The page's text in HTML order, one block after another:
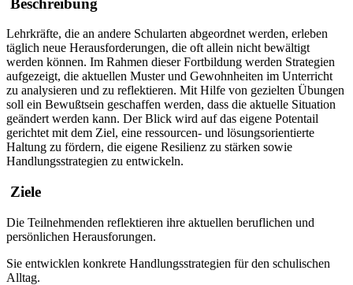
Beschreibung
Lehrkräfte, die an andere Schularten abgeordnet werden, erleben
täglich neue Herausforderungen, die oft allein nicht bewältigt
werden können. Im Rahmen dieser Fortbildung werden Strategien
aufgezeigt, die aktuellen Muster und Gewohnheiten im Unterricht
zu analysieren und zu reflektieren. Mit Hilfe von gezielten Übungen
soll ein Bewußtsein geschaffen werden, dass die aktuelle Situation
geändert werden kann. Der Blick wird auf das eigene Potentail
gerichtet mit dem Ziel, eine ressourcen- und lösungsorientierte
Haltung zu fördern, die eigene Resilienz zu stärken sowie
Handlungsstrategien zu entwickeln.
Ziele
Die Teilnehmenden reflektieren ihre aktuellen beruflichen und
persönlichen Herausforungen.
Sie entwicklen konkrete Handlungsstrategien für den schulischen
Alltag.